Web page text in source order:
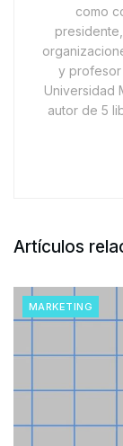
como
y profesor
Universidad
autor de 5
Artículos
MARKETING